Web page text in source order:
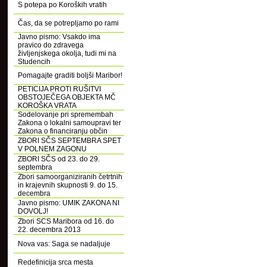
S potepa po Koroških vratih
Čas, da se potrepljamo po rami
Javno pismo: Vsakdo ima
pravico do zdravega
življenjskega okolja, tudi mi na
Studencih
Pomagajte graditi boljši Maribor!
PETICIJA PROTI RUŠITVI
OBSTOJEČEGA OBJEKTA MČ
KOROŠKA VRATA
Sodelovanje pri spremembah
Zakona o lokalni samoupravi ter
Zakona o financiranju občin
ZBORI SČS SEPTEMBRA SPET
V POLNEM ZAGONU
ZBORI SČS od 23. do 29.
septembra
Zbori samoorganiziranih četrtnih
in krajevnih skupnosti 9. do 15.
decembra
Javno pismo: UMIK ZAKONA NI
DOVOLJ!
Zbori SCS Maribora od 16. do
22. decembra 2013
Nova vas: Saga se nadaljuje
Redefinicija srca mesta